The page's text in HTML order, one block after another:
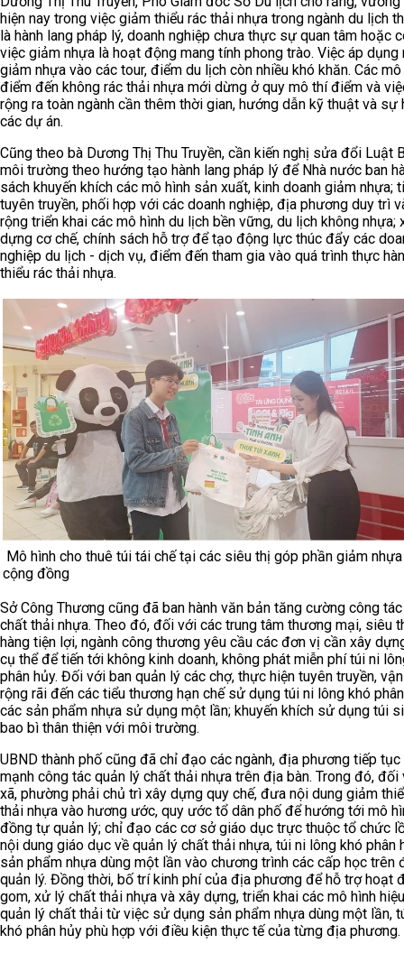
hiện nay trong việc giảm thiểu rác thải nhựa trong ngành du lịch
là hành lang pháp lý, doanh nghiệp chưa thực sự quan tâm hoặc
việc giảm nhựa là hoạt động mang tính phong trào. Việc áp dụng
giảm nhựa vào các tour, điểm du lịch còn nhiều khó khăn. Các mô
điểm đến không rác thải nhựa mới dừng ở quy mô thí điểm và
rộng ra toàn ngành cần thêm thời gian, hướng dẫn kỹ thuật và sự
các dự án.
Cũng theo bà Dương Thị Thu Truyền, cần kiến nghị sửa đổi Luật
môi trường theo hướng tạo hành lang pháp lý để Nhà nước ban
sách khuyến khích các mô hình sản xuất, kinh doanh giảm nhựa;
tuyên truyền, phối hợp với các doanh nghiệp, địa phương duy trì
rộng triển khai các mô hình du lịch bền vững, du lịch không nhựa;
dựng cơ chế, chính sách hỗ trợ để tạo động lực thúc đẩy các
nghiệp du lịch - dịch vụ, điểm đến tham gia vào quá trình thực
thiểu rác thải nhựa.
Mô hình cho thuê túi tái chế tại các siêu thị góp phần giảm
cộng đồng
Sở Công Thương cũng đã ban hành văn bản tăng cường công
chất thải nhựa. Theo đó, đối với các trung tâm thương mại, siêu
hàng tiện lợi, ngành công thương yêu cầu các đơn vị cần xây
cụ thể để tiến tới không kinh doanh, không phát miễn phí túi ni
phân hủy. Đối với ban quản lý các chợ, thực hiện tuyên truyền,
rộng rãi đến các tiểu thương hạn chế sử dụng túi ni lông khó
các sản phẩm nhựa sử dụng một lần; khuyến khích sử dụng túi
bao bì thân thiện với môi trường.
UBND thành phố cũng đã chỉ đạo các ngành, địa phương tiếp
mạnh công tác quản lý chất thải nhựa trên địa bàn. Trong đó, đối
xã, phường phải chủ trì xây dựng quy chế, đưa nội dung giảm
thải nhựa vào hương ước, quy ước tổ dân phố để hướng tới mô
đồng tự quản lý; chỉ đạo các cơ sở giáo dục trực thuộc tổ chức
nội dung giáo dục về quản lý chất thải nhựa, túi ni lông khó phân
sản phẩm nhựa dùng một lần vào chương trình các cấp học trên
quản lý. Đồng thời, bố trí kinh phí của địa phương để hỗ trợ hoạt
gom, xử lý chất thải nhựa và xây dựng, triển khai các mô hình
quản lý chất thải từ việc sử dụng sản phẩm nhựa dùng một lần,
khó phân hủy phù hợp với điều kiện thực tế của từng địa phương.